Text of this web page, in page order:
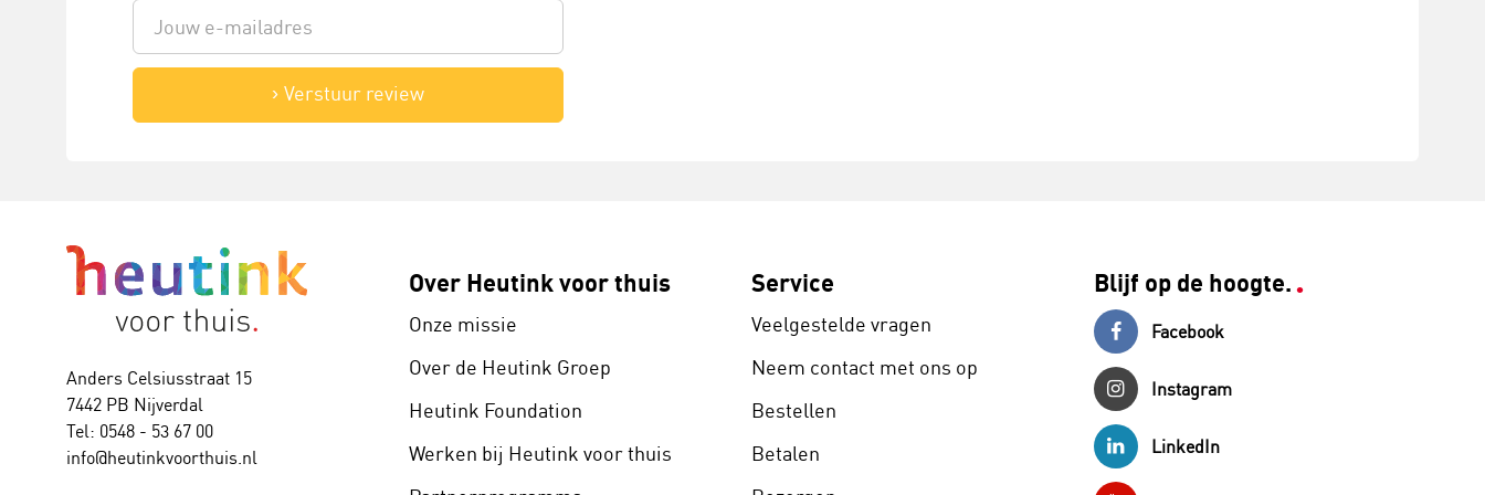
Verstuur review
Anders Celsiusstraat 15
7442 PB Nijverdal
Tel: 0548 - 53 67 00
info@heutinkvoorthuis.nl
Over Heutink voor thuis
Onze missie
Over de Heutink Groep
Heutink Foundation
Werken bij Heutink voor thuis
Service
Veelgestelde vragen
Neem contact met ons op
Bestellen
Betalen
Blijf op de hoogte.
Facebook
Instagram
LinkedIn